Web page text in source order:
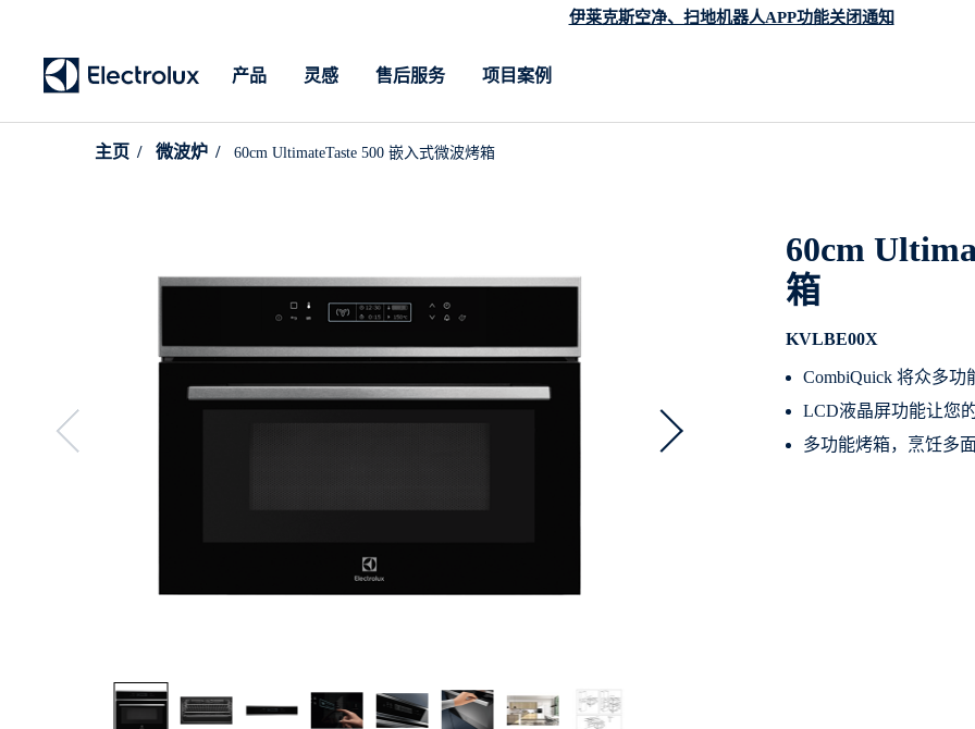
伊莱克斯空净、扫地机器人APP功能关闭通知
产品 灵感 售后服务 项目案例
主页 微波炉 60cm UltimateTaste 500 嵌入式微波烤箱
60cm
箱
KVLBE00X
CombiQuick 将众多
LCD液晶屏功能让您
多功能烤箱，烹饪多